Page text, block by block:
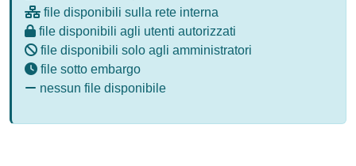
file disponibili sulla rete interna
file disponibili agli utenti autorizzati
file disponibili solo agli amministratori
file sotto embargo
nessun file disponibile